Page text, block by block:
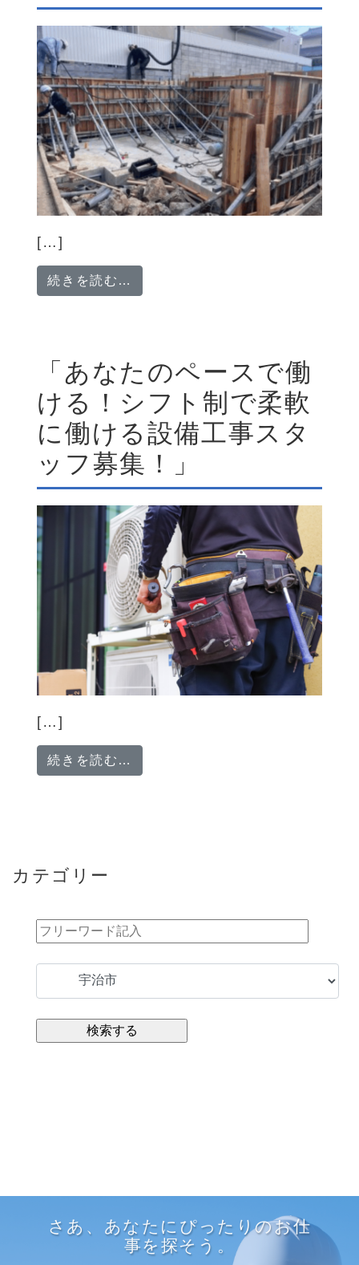
[…]
続きを読む…
「あなたのペースで働
ける！シフト制で柔軟
に働ける設備工事スタ
ッフ募集！」
[…]
続きを読む…
カテゴリー
さあ、あなたにぴったりのお仕
事を探そう。